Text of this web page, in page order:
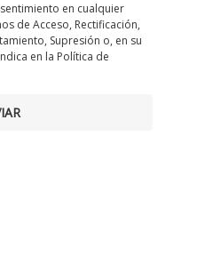
en cualquier
de Acceso, Rectificación,
Supresión o, en su
en la Política de